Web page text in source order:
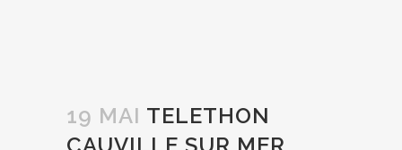
19 MAI TELETHON